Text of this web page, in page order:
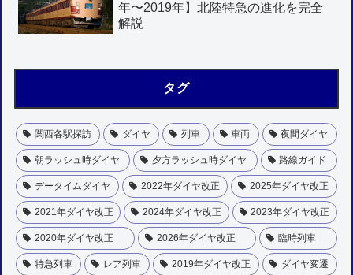
年〜2019年】北陸特急の進化を完全
解説
タグ
関西各駅探訪 ダイヤ 列車 車両 夜間ダイヤ
朝ラッシュ時ダイヤ 夕方ラッシュ時ダイヤ 路線ガイド
データイムダイヤ 2022年ダイヤ改正 2025年ダイヤ改正
2021年ダイヤ改正 2024年ダイヤ改正 2023年ダイヤ改正
2020年ダイヤ改正 2026年ダイヤ改正 臨時列車
特急列車 レア列車 2019年ダイヤ改正 ダイヤ変遷